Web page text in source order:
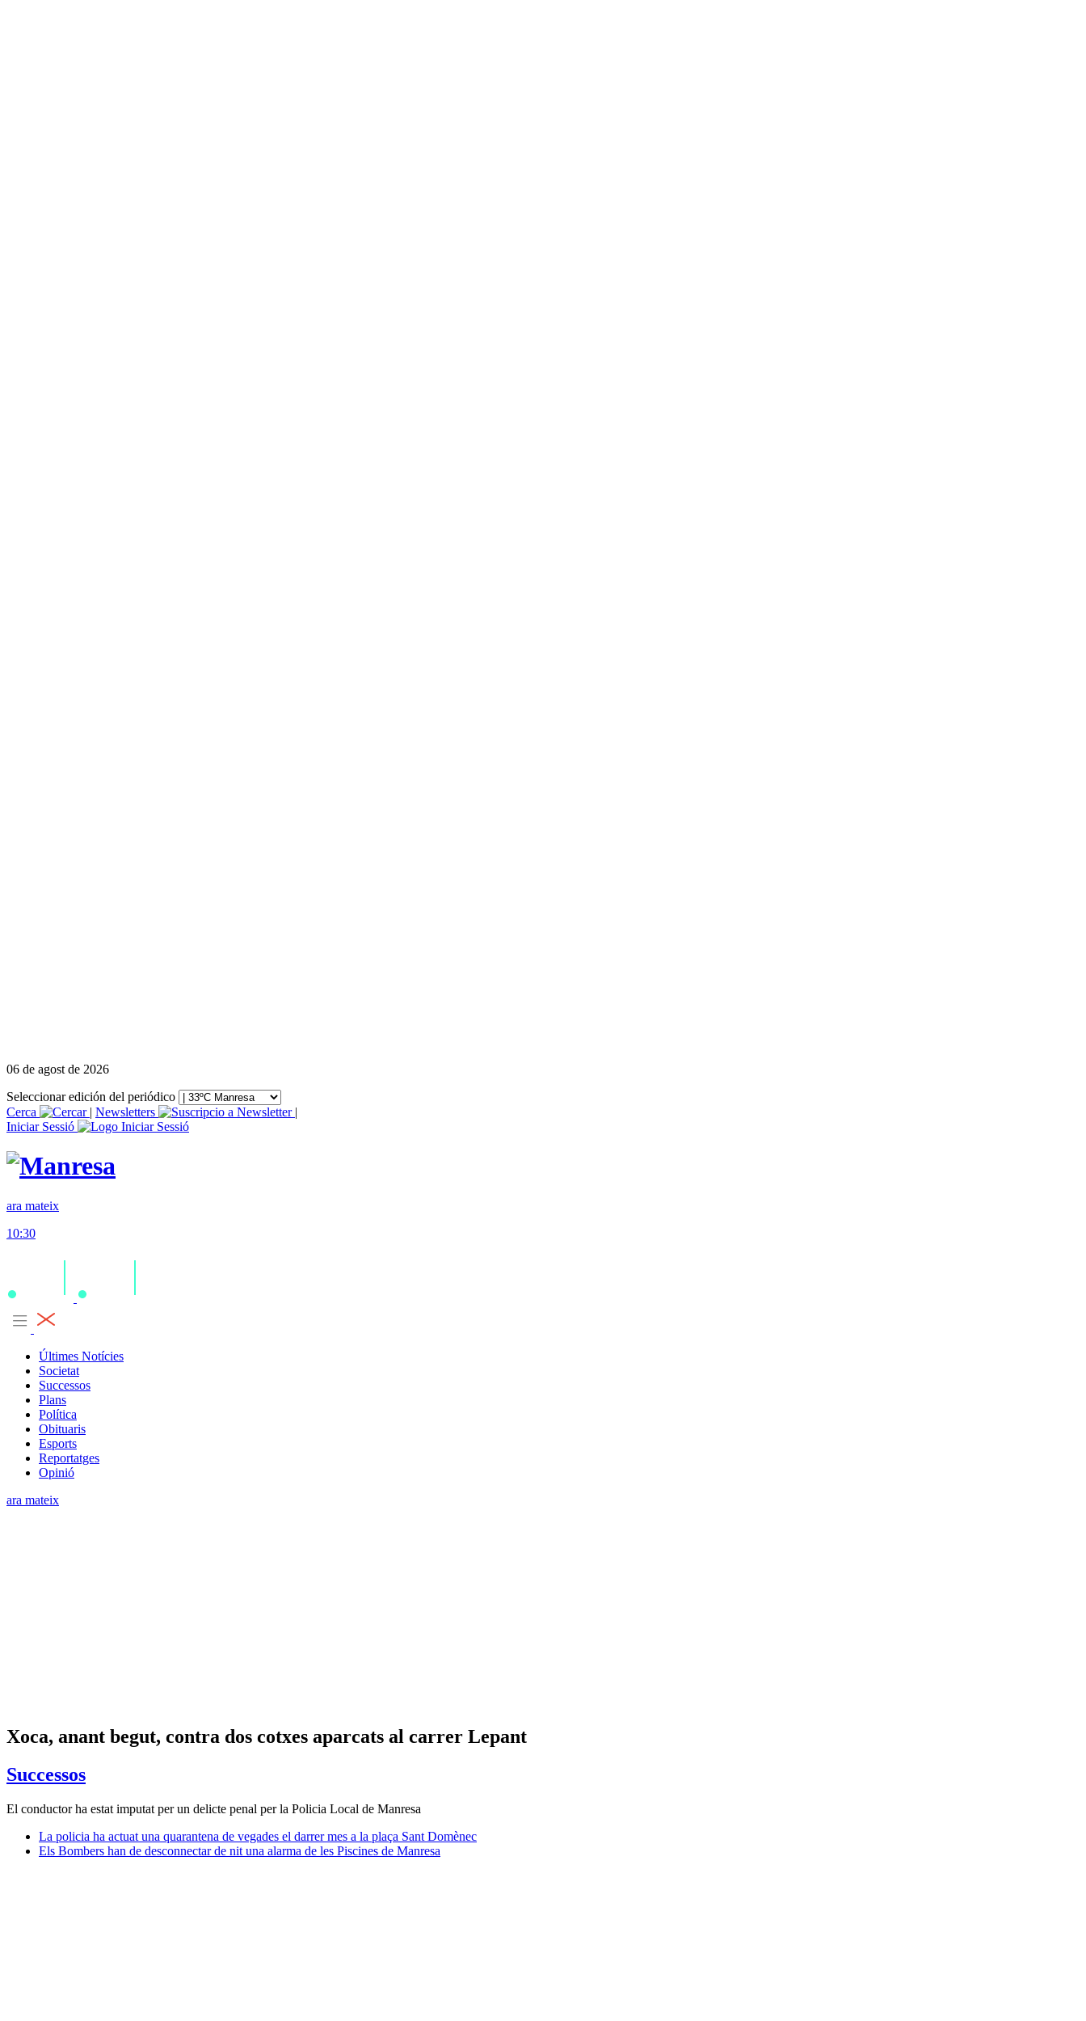
06 de agost de 2026
Seleccionar edición del periódico
Cerca
| Newsletters
|
Iniciar Sessió
ara mateix
10:30
Últimes Notícies
Societat
Successos
Plans
Política
Obituaris
Esports
Reportatges
Opinió
ara mateix
Xoca, anant begut, contra dos cotxes aparcats al carrer Lepant
Successos
El conductor ha estat imputat per un delicte penal per la Policia Local de Manresa
La policia ha actuat una quarantena de vegades el darrer mes a la plaça Sant Domènec
Els Bombers han de desconnectar de nit una alarma de les Piscines de Manresa